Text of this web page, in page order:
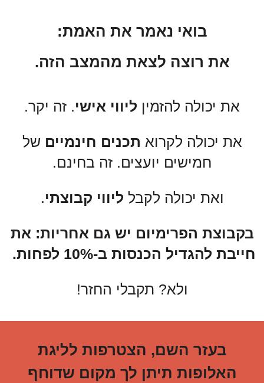
בואי נאמר את האמת:
את רוצה לצאת מהמצב הזה.
את יכולה להזמין ליווי אישי. זה יקר.
את יכולה לקרוא תכנים חינמיים של
חמישים יועצים. זה בחינם.
ואת יכולה לקבל ליווי קבוצתי.
בקבוצת הפרימיום יש גם אחריות: את
חייבת להגדיל הכנסות ב-10% לפחות.
ולא? תקבלי החזר!
בעזר השם, הצטרפות לליגת
האלופות תיתן לך מקום שדוחף